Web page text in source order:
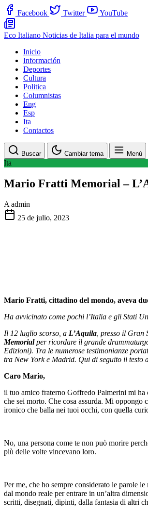
Facebook Twitter YouTube
Eco Italiano Noticias de Italia para el mundo
Inicio
Información
Deportes
Cultura
Politica
Columnistas
Eng
Esp
Ita
Contactos
Buscar Cambiar tema Menú
Ita
Mario Fratti Memorial –
A admin
25 de julio, 2023
Mario Fratti, cittadino del mondo, aveva
Ha avvicinato come pochi l’Italia e gli Stati
Il 12 luglio scorso, a L’Aquila , presso il
Memorialper ricordare il grande
Edizioni). Tra le numerose testimonianze
tra New York e Madrid. Qui di seguito il testo
Caro Mario,
il tuo amico fraterno Goffredo Palmerini mi ha
che sei morto. Che cosa assurda. Mi oppongo
ironico che balla nei tuoi occhi, con quella
No, una persona come te non può morire
più delle volte vincevano loro.
Per me, che ho sempre considerato le parole
dal mondo reale per entrare in un’altra
scritti, disegnati, dipinti, dalla fantasia di altri